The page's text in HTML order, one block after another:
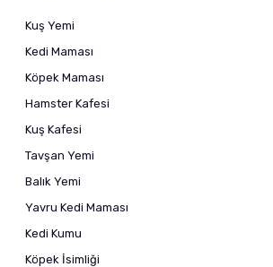
Kuş Yemi
Kedi Maması
Köpek Maması
Hamster Kafesi
Kuş Kafesi
Tavşan Yemi
Balık Yemi
Yavru Kedi Maması
Kedi Kumu
Köpek İsimliği